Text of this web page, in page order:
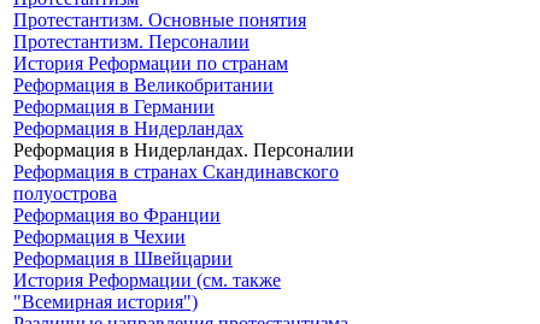
Протестантизм. Основные понятия
Протестантизм. Персоналии
История Реформации по странам
Реформация в Великобритании
Реформация в Германии
Реформация в Нидерландах
Реформация в Нидерландах. Персоналии
Реформация в странах Скандинавского
полуострова
Реформация во Франции
Реформация в Чехии
Реформация в Швейцарии
История Реформации (см. также
"Всемирная история")